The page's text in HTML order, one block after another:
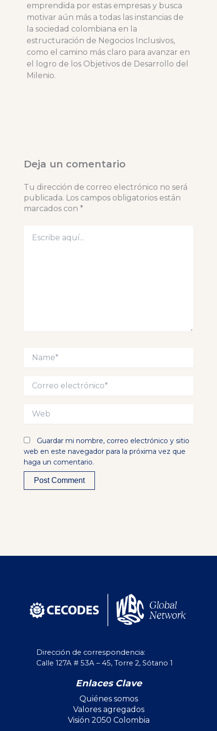
emprendida por estas empresas y busca
motivar aún más a todas las instancias de
la sociedad colombiana en la
estructuración de Negocios Inclusivos,
como el camino más claro para avanzar en
el logro de los Objetivos de Desarrollo del
Milenio.
Deja un comentario
Tu dirección de correo electrónico no será
publicada. Los campos obligatorios están
marcados con *
aquí...
Name*
Correo
electrónico*
Web
Guardar mi nombre, correo electrónico y sitio
web en este navegador para la próxima vez que
haga un comentario.
Dirección de correspondencia:
Calle 127A # 53A – 45, Torre 2, Sótano 1
Enlaces Clave
Quiénes somos
Valores agregados
Visión 2050 Colombia